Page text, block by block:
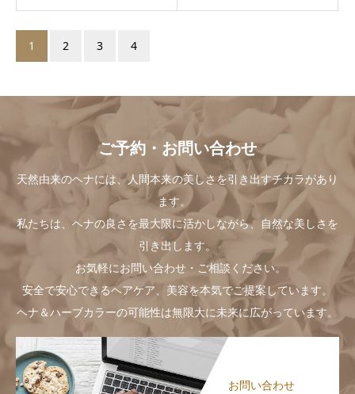
1 2 3 4
ご予約・お問い合わせ
天然由来のヘナには、人間本来の美しさを引き出すチカラがあり
ます。
私たちは、ヘナの良さを最大限に活かしながら、自然な美しさを
引き出します。
お気軽にお問い合わせ・ご相談ください。
安全で安心できるヘアケア、美容を本気でご提案しています。
ヘナ＆ハーブカラーの可能性は無限大に未来に広がっています。
お問い合わせ